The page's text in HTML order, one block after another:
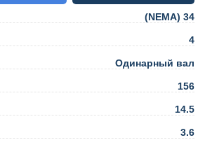
(NEMA) 34
4
Одинарный вал
156
14.5
3.6